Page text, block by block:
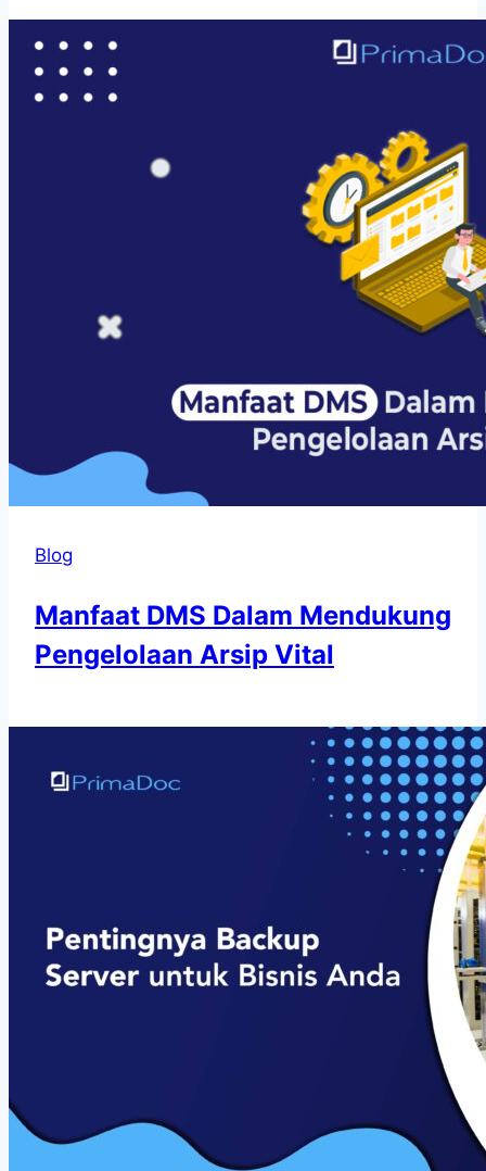
Blog
Manfaat DMS Dalam Mendukung
Pengelolaan Arsip Vital